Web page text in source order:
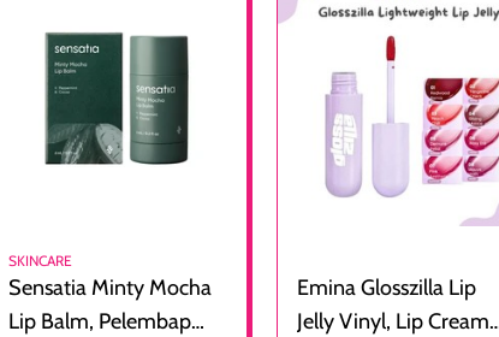
SKINCARE
Sensatia Minty Mocha
Lip Balm, Pelembap
Emina Glosszilla Lip
Jelly Vinyl, Lip Cream